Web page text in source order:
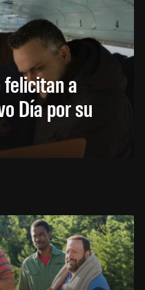
felicitan a
Día por su